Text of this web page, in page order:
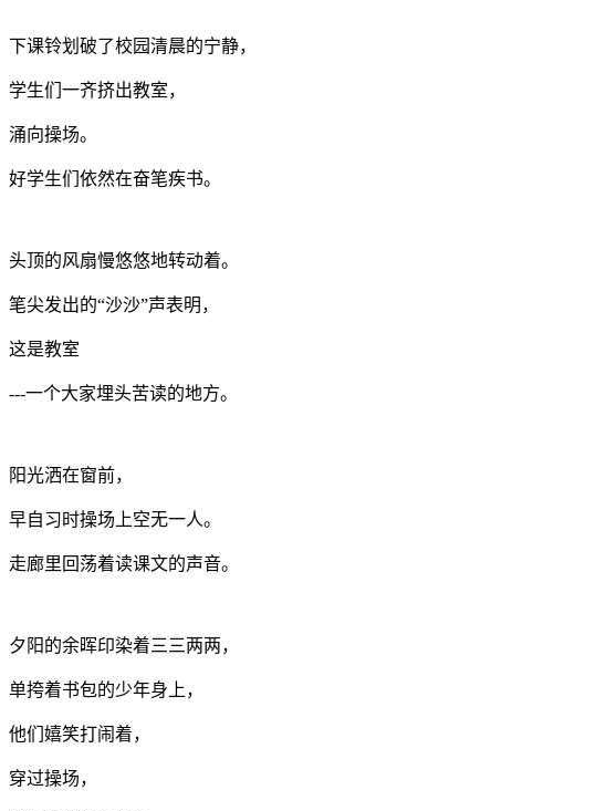
下课铃划破了校园清晨的宁静，
学生们一齐挤出教室，
涌向操场。
好学生们依然在奋笔疾书。
头顶的风扇慢悠悠地转动着。
笔尖发出的“沙沙”声表明，
这是教室
---一个大家埋头苦读的地方。
阳光洒在窗前，
早自习时操场上空无一人。
走廊里回荡着读课文的声音。
夕阳的余晖印染着三三两两，
单挎着书包的少年身上，
他们嬉笑打闹着，
穿过操场，